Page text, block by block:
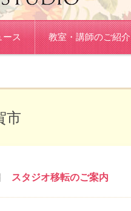
ース 教室・講師のご紹介
市
スタジオ移転のご案内